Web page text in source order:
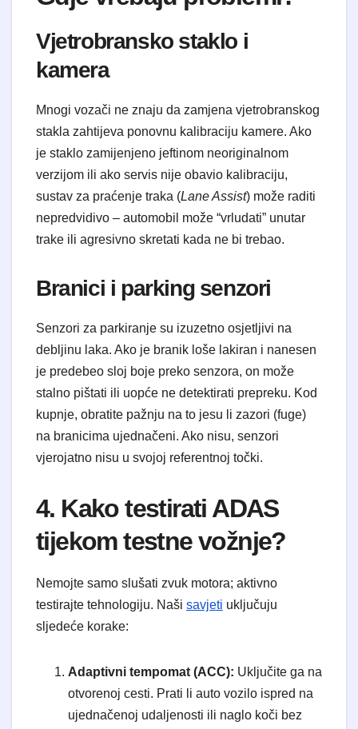
Vjetrobransko staklo i
kamera
Mnogi vozači ne znaju da zamjena vjetrobranskog
stakla zahtijeva ponovnu kalibraciju kamere. Ako
je staklo zamijenjeno jeftinom neoriginalnom
verzijom ili ako servis nije obavio kalibraciju,
sustav za praćenje traka (Lane Assist) može raditi
nepredvidivo – automobil može “vrludati” unutar
trake ili agresivno skretati kada ne bi trebao.
Branici i parking senzori
Senzori za parkiranje su izuzetno osjetljivi na
debljinu laka. Ako je branik loše lakiran i nanesen
je predebeo sloj boje preko senzora, on može
stalno pištati ili uopće ne detektirati prepreku. Kod
kupnje, obratite pažnju na to jesu li zazori (fuge)
na branicima ujednačeni. Ako nisu, senzori
vjerojatno nisu u svojoj referentnoj točki.
4. Kako testirati ADAS
tijekom testne vožnje?
Nemojte samo slušati zvuk motora; aktivno
testirajte tehnologiju. Naši savjeti uključuju
sljedeće korake:
Adaptivni tempomat (ACC): Uključite ga na
otvorenoj cesti. Prati li auto vozilo ispred na
ujednačenoj udaljenosti ili naglo koči bez